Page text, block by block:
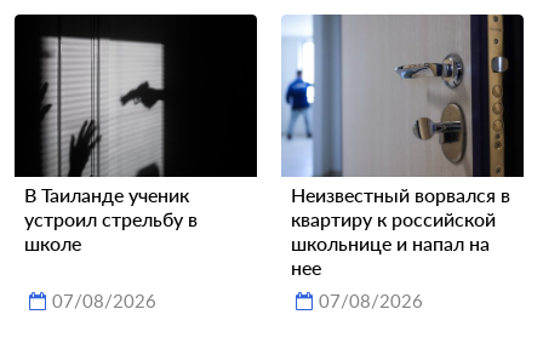
В Таиланде ученик
устроил стрельбу в
школе
07/08/2026
Неизвестный ворвался в
квартиру к российской
школьнице и напал на
нее
07/08/2026